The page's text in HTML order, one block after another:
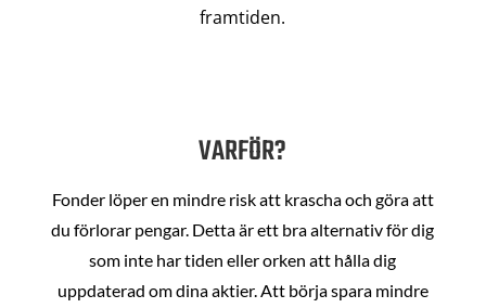
framtiden.
VARFÖR?
Fonder löper en mindre risk att krascha och göra att
du förlorar pengar. Detta är ett bra alternativ för dig
som inte har tiden eller orken att hålla dig
uppdaterad om dina aktier. Att börja spara mindre